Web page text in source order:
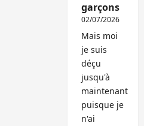
garçons
02/07/2026
Mais moi
je suis
déçu
jusqu'à
maintenant
puisque je
n'ai